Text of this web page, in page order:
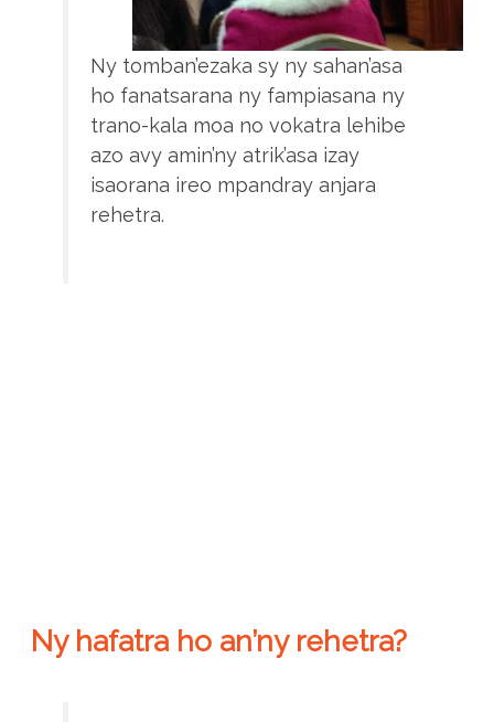
Ny tomban’ezaka sy ny sahan’asa
ho fanatsarana ny fampiasana ny
trano-kala moa no vokatra lehibe
azo avy amin’ny atrik’asa izay
isaorana ireo mpandray anjara
rehetra.
Ny hafatra ho an’ny rehetra?